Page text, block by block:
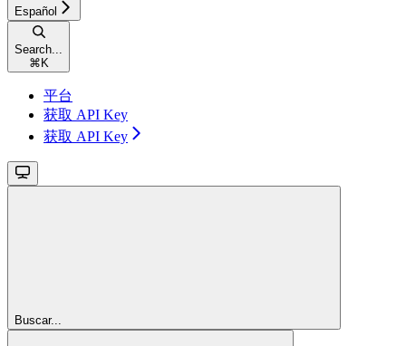
Español
Search...
⌘ K
平台
获取 API Key
获取 API Key
Buscar...